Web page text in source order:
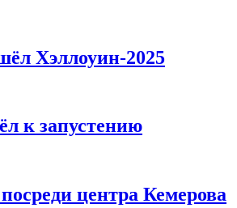
Хэллоуин-2025
к запустению
центра Кемерова